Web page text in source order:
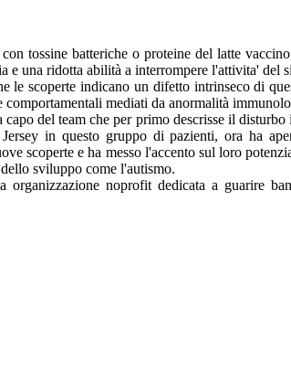
tossine batteriche o proteine del latte
e una ridotta abilità a interrompere l'attivita' del
le scoperte indicano un difetto intrinseco di
comportamentali mediati da anormalità
del team che per primo descrisse il
in questo gruppo di pazienti, ora ha
scoperte e ha messo l'accento sul loro
sviluppo come l'autismo.
organizzazione noprofit dedicata a guarire